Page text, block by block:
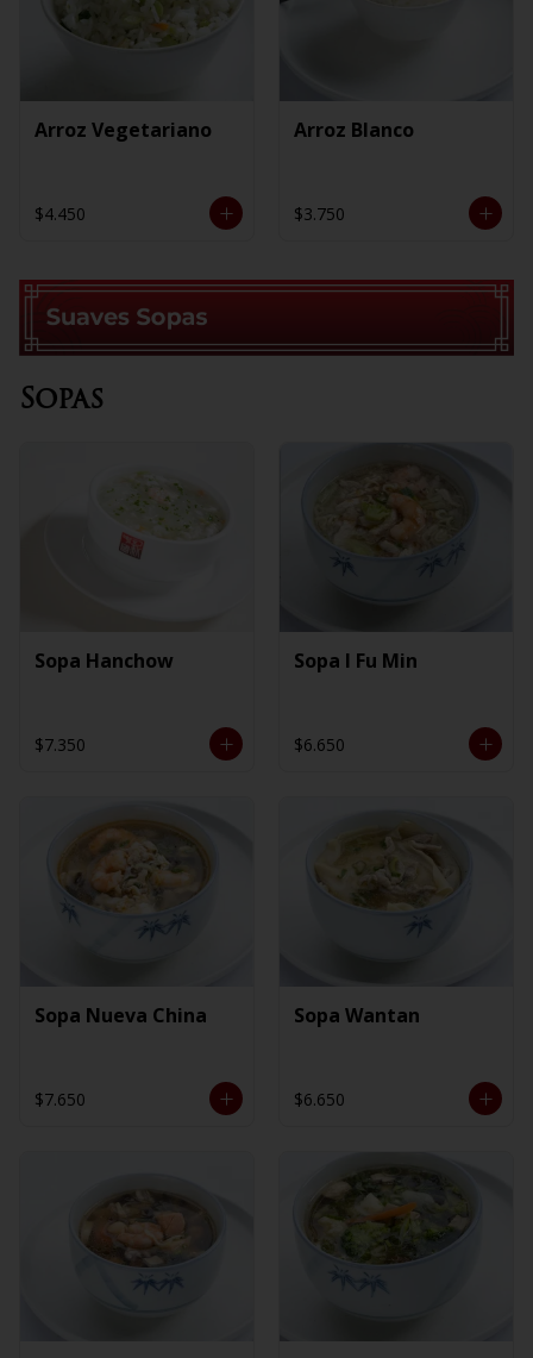
Arroz Vegetariano
$4.450
Arroz Blanco
$3.750
Sopas
Sopa Hanchow
$7.350
Sopa I Fu Min
$6.650
Sopa Nueva China
$7.650
Sopa Wantan
$6.650